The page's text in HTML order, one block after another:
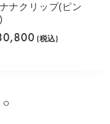
ナクリップ(ピン
(税込)